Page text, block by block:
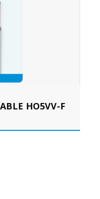
HO5VV-F